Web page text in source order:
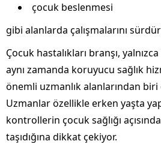
çocuk beslenmesi
gibi alanlarda çalışmalarını
Çocuk hastalıkları branşı,
aynı zamanda koruyucu sağlık
önemli uzmanlık alanlarından
Uzmanlar özellikle erken yaşta
kontrollerin çocuk sağlığı
taşıdığına dikkat çekiyor.